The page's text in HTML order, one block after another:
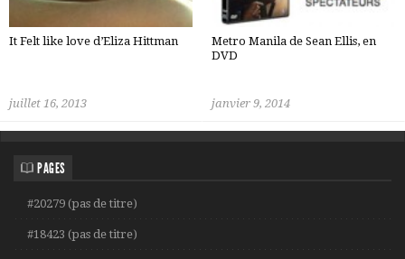
It Felt like love d’Eliza Hittman
juillet 16, 2013
Metro Manila de Sean Ellis, en
DVD
janvier 9, 2014
PAGES
#20279 (pas de titre)
#18423 (pas de titre)